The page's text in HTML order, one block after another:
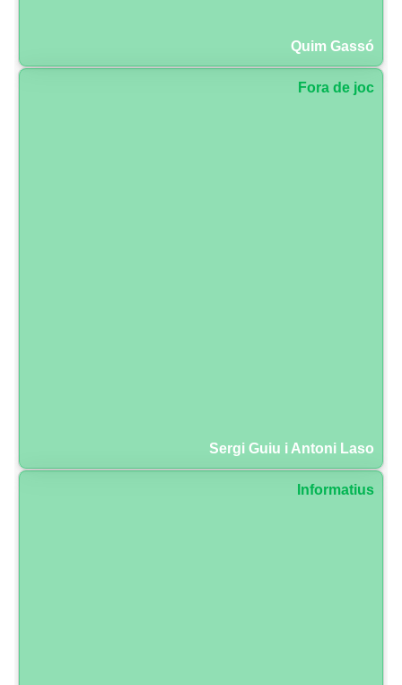
Quim Gassó
Fora de joc
Sergi Guiu i Antoni Laso
Informatius